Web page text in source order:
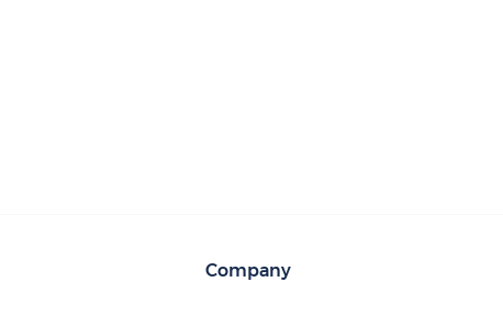
Company